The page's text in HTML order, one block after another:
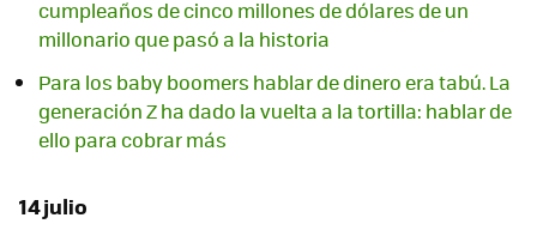
cumpleaños de cinco millones de dólares de un
millonario que pasó a la historia
Para los baby boomers hablar de dinero era tabú. La
generación Z ha dado la vuelta a la tortilla: hablar de
ello para cobrar más
14 julio